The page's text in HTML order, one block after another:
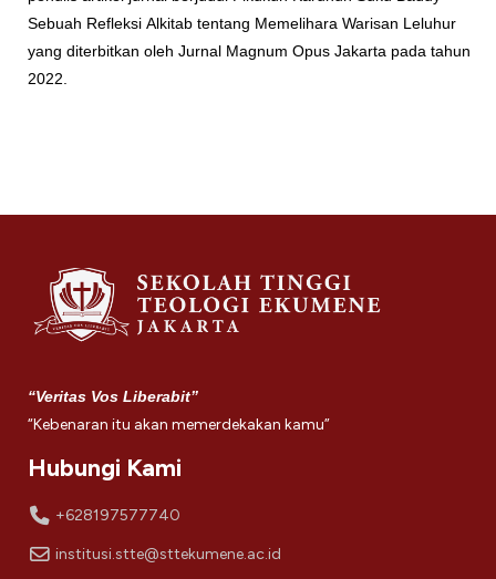
Sebuah Refleksi Alkitab tentang Memelihara Warisan Leluhur
yang diterbitkan oleh Jurnal Magnum Opus Jakarta pada tahun
2022.
“Veritas Vos Liberabit”
“Kebenaran itu akan memerdekakan kamu”
Hubungi Kami
+628197577740
institusi.stte@sttekumene.ac.id